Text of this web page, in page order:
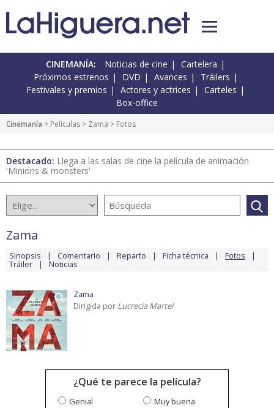
CINEMANÍA: Noticias de cine
Cartelera
Próximos estrenos
DVD Avances
Tráilers
Festivales y premios
Actores y actrices
Carteles
Box-office
Cinemanía > Películas > Zama > Fotos
Destacado: Llega a las salas de cine la película de animación
'Minions & monsters'
Zama
Sinopsis Comentario Reparto Ficha técnica Fotos
Tráiler Noticias
Zama
Dirigida por Lucrecia Martel
¿Qué te parece la película?
Genial
Muy buena